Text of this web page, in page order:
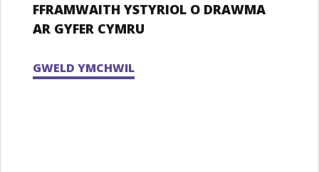
FFRAMWAITH YSTYRIOL O DRAWMA
AR GYFER CYMRU
GWELD YMCHWIL